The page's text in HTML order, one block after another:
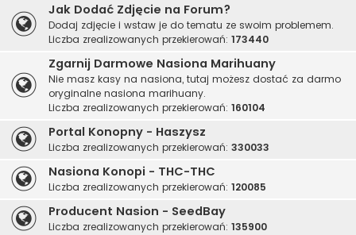
Jak Dodać Zdjęcie na Forum?
Dodaj zdjęcie i wstaw je do tematu ze swoim problemem.
Liczba zrealizowanych przekierowań: 173440
Zgarnij Darmowe Nasiona Marihuany
Nie masz kasy na nasiona, tutaj możesz dostać za darmo
oryginalne nasiona marihuany.
Liczba zrealizowanych przekierowań: 160104
Portal Konopny - Haszysz
Liczba zrealizowanych przekierowań: 330033
Nasiona Konopi - THC-THC
Liczba zrealizowanych przekierowań: 120085
Producent Nasion - SeedBay
Liczba zrealizowanych przekierowań: 135900